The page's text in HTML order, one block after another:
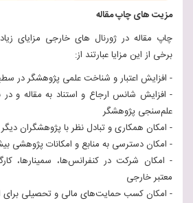
مزیت های چاپ مقاله
چاپ مقاله در ژورنال های خارجی مزایای
برخی از این مزایا عبارتند از:
- افزایش اعتبار و شناخت علمی پژوهشگر در
- افزایش شانس ارجاع و استناد به مقاله و
علم‌سنجی پژوهشگر
- امکان همکاری و تبادل نظر با پژوهشگران
- امکان دسترسی به منابع و امکانات پژوهشی
- امکان شرکت در کنفرانس‌ها، سمینارها،
معتبر خارجی
- امکان کسب حمایت‌های مالی و تحصیلی برای